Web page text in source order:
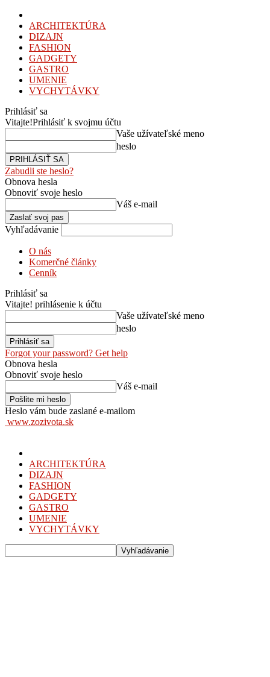
ARCHITEKTÚRA
DIZAJN
FASHION
GADGETY
GASTRO
UMENIE
VYCHYTÁVKY
Prihlásiť sa
Vitajte!Prihlásiť k svojmu účtu
Vaše užívateľské meno
heslo
Zabudli ste heslo?
Obnova hesla
Obnoviť svoje heslo
Váš e-mail
Vyhľadávanie
O nás
Komerčné články
Cenník
Prihlásiť sa
Vitajte! prihlásenie k účtu
Vaše užívateľské meno
heslo
Forgot your password? Get help
Obnova hesla
Obnoviť svoje heslo
Váš e-mail
Heslo vám bude zaslané e-mailom
www.zozivota.sk
ARCHITEKTÚRA
DIZAJN
FASHION
GADGETY
GASTRO
UMENIE
VYCHYTÁVKY